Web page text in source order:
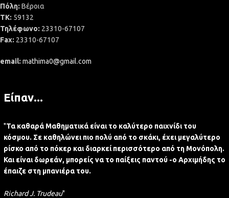
Πόλη: Βέροια
ΤΚ: 59132
Τηλέφωνο: 23310-67107
Fax: 23310-67107
email: mathima0@gmail.com
Είπαν...
"Τα καθαρά Μαθηματικά είναι το καλύτερο παιχνίδι του
κόσμου. Σε καθηλώνει πιο πολύ από το σκάκι, έχει μεγαλύτερο
ρίσκο από το πόκερ και διαρκεί περισσότερο από τη Μονόπολη.
Και είναι δωρεάν, μπορείς να το παίξεις παντού -ο Αρχιμήδης το
έπαιζε στη μπανιέρα του.
Richard J. Trudeau"